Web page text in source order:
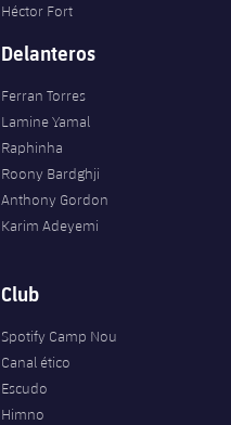
Héctor Fort
Delanteros
Ferran Torres
Lamine Yamal
Raphinha
Roony Bardghji
Anthony Gordon
Karim Adeyemi
Club
Spotify Camp Nou
Canal ético
Escudo
Himno